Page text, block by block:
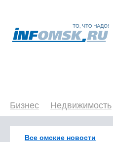
Бизнес Недвижимость
Все омские новости